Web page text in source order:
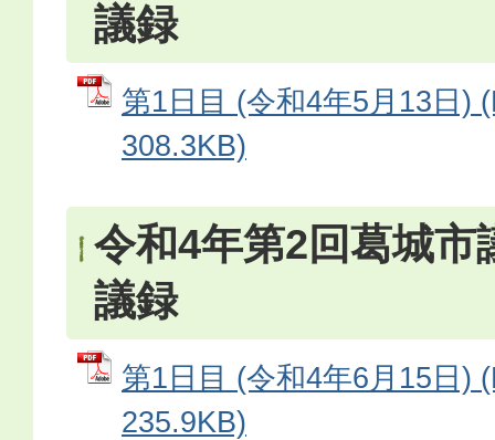
議録
第1日目 (令和4年5月13日)
308.3KB)
令和4年第2回葛城市
議録
第1日目 (令和4年6月15日)
235.9KB)